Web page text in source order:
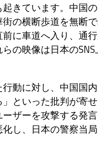
きています。中国
の横断歩道を無断
に車道へ入り、通
の映像は日本の
動に対し、中国国
といった批判が寄
ザーを攻撃する発
し、日本の警察当